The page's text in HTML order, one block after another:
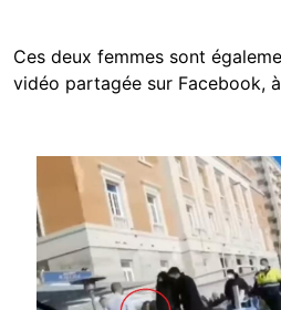
Ces deux femmes sont
vidéo partagée sur Facebook,